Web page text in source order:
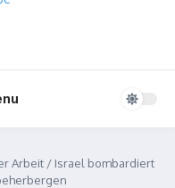
Arbeit / Israel bombardiert